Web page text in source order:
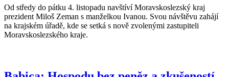
Od středy do pátku 4. listopadu navštíví Moravskoslezský kraj
prezident Miloš Zeman s manželkou Ivanou. Svou návštěvu zahájí
na krajském úřadě, kde se setká s nově zvolenými zastupiteli
Moravskoslezského kraje.